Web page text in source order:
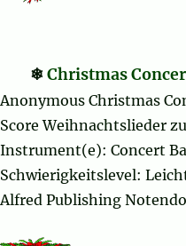
Christmas
Anonymous Christmas
Score Weihnachtslieder
Instrument(e): Concert
Schwierigkeitslevel:
Alfred Publishing